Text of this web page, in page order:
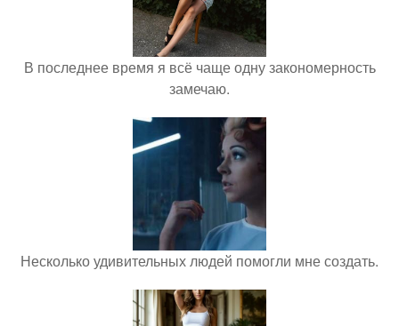
В последнее время я всё чаще одну закономерность
замечаю.
Несколько удивительных людей помогли мне создать.